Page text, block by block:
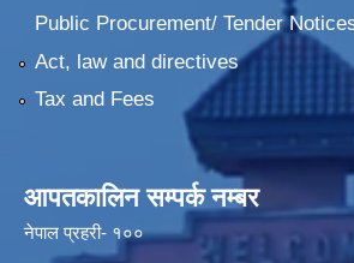
Public Procurement/ Tender
Act, law and directives
Tax and Fees
आपतकालिन सम्पर्क नम्बर
नेपाल प्रहरी- १००